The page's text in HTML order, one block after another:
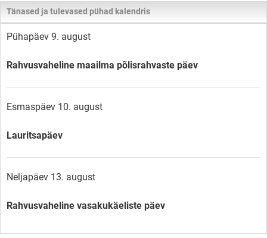
Tänased ja tulevased pühad kalendris
Pühapäev 9. august
Rahvusvaheline maailma põlisrahvaste päev
Esmaspäev 10. august
Lauritsapäev
Neljapäev 13. august
Rahvusvaheline vasakukäeliste päev